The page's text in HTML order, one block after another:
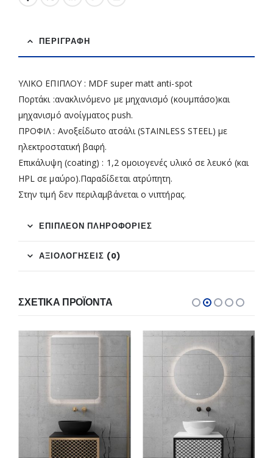
ΠΕΡΙΓΡΑΦΉ
ΥΛΙΚΟ ΕΠΙΠΛΟΥ : MDF super matt anti-spot
Πορτάκι :ανακλινόμενο με μηχανισμό (κουμπάσο)και
μηχανισμό ανοίγματος push.
ΠΡΟΦΙΛ : Ανοξείδωτο ατσάλι (STAINLESS STEEL) με
ηλεκτροστατική βαφή.
Επικάλυψη (coating) : 1,2 ομοιογενές υλικό σε λευκό (και
HPL σε μαύρο).Παραδίδεται ατρύπητη.
Στην τιμή δεν περιλαμβάνεται ο νιπτήρας.
ΕΠΙΠΛΈΟΝ ΠΛΗΡΟΦΟΡΊΕΣ
ΑΞΙΟΛΟΓΉΣΕΙΣ (0)
ΣΧΕΤΙΚΆ ΠΡΟΪΌΝΤΑ